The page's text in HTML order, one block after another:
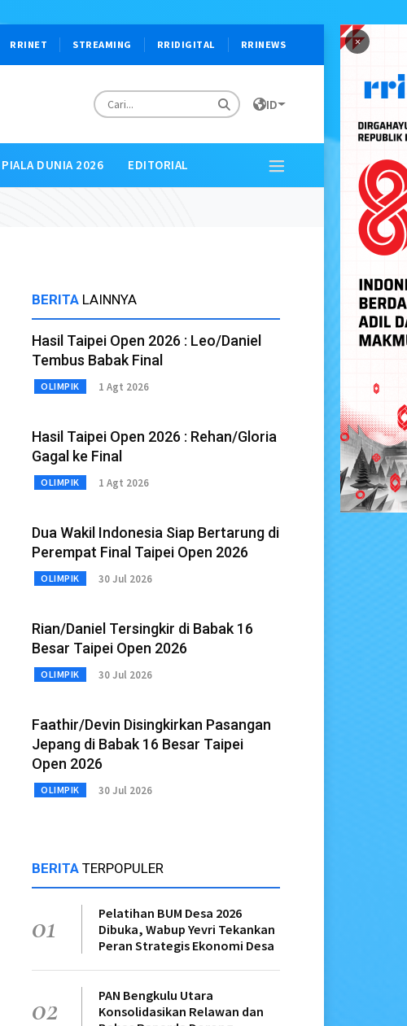
×
RRINET STREAMING RRIDIGITAL RRINEWS
ID
PIALA DUNIA 2026 EDITORIAL
BERITA LAINNYA
Hasil Taipei Open 2026 : Leo/Daniel
Tembus Babak Final
OLIMPIK 1 Agt 2026
Hasil Taipei Open 2026 : Rehan/Gloria
Gagal ke Final
OLIMPIK 1 Agt 2026
Dua Wakil Indonesia Siap Bertarung di
Perempat Final Taipei Open 2026
OLIMPIK 30 Jul 2026
Rian/Daniel Tersingkir di Babak 16
Besar Taipei Open 2026
OLIMPIK 30 Jul 2026
Faathir/Devin Disingkirkan Pasangan
Jepang di Babak 16 Besar Taipei
Open 2026
OLIMPIK 30 Jul 2026
BERITA TERPOPULER
01
Pelatihan BUM Desa 2026
Dibuka, Wabup Yevri Tekankan
Peran Strategis Ekonomi Desa
02
PAN Bengkulu Utara
Konsolidasikan Relawan dan